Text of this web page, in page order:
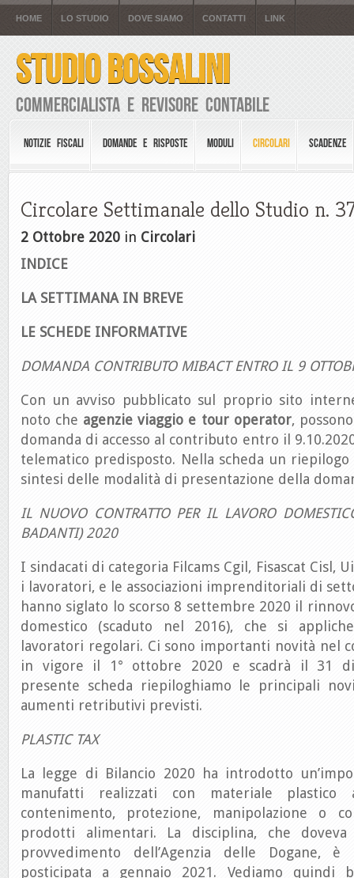
HOME LO STUDIO DOVE SIAMO CONTATTI LINK
STUDIO BOSSALINI
Commercialista e Revisore Contabile
NOTIZIE FISCALI DOMANDE E RISPOSTE MODULI CIRCOLARI SCADENZE
Circolare Settimanale dello Studio n.
2 Ottobre 2020 in Circolari
INDICE
LA SETTIMANA IN BREVE
LE SCHEDE INFORMATIVE
DOMANDA CONTRIBUTO MIBACT ENTRO IL 9
Con un avviso pubblicato sul proprio sito
noto che agenzie viaggio e tour operator,
domanda di accesso al contributo entro il
telematico predisposto. Nella scheda un
sintesi delle modalità di presentazione della
IL NUOVO CONTRATTO PER IL LAVORO
BADANTI) 2020
I sindacati di categoria Filcams Cgil, Fisascat Cisl,
i lavoratori, e le associazioni imprenditoriali di
hanno siglato lo scorso 8 settembre 2020 il
domestico (scaduto nel 2016), che si
lavoratori regolari. Ci sono importanti novità nel
in vigore il 1° ottobre 2020 e scadrà il 31
presente scheda riepiloghiamo le principali
aumenti retributivi previsti.
PLASTIC TAX
La legge di Bilancio 2020 ha introdotto
manufatti realizzati con materiale plastico
contenimento, protezione, manipolazione o
prodotti alimentari. La disciplina, che
provvedimento dell’Agenzia delle Dogane, è
posticipata a gennaio 2021. Vediamo quindi